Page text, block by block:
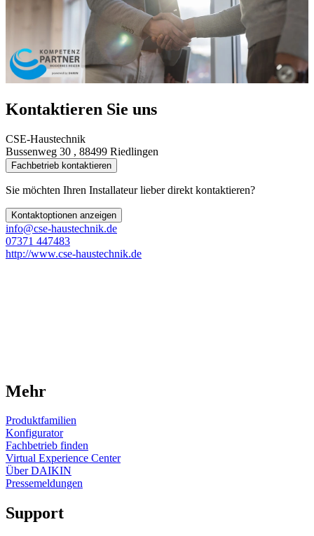
Kontaktieren Sie uns
CSE-Haustechnik
Bussenweg 30 , 88499 Riedlingen
Fachbetrieb kontaktieren
Sie möchten Ihren Installateur lieber direkt kontaktieren?
Kontaktoptionen anzeigen
info@cse-haustechnik.de
07371 447483
http://www.cse-haustechnik.de
Mehr
Produktfamilien
Konfigurator
Fachbetrieb finden
Virtual Experience Center
Über DAIKIN
Pressemeldungen
Support